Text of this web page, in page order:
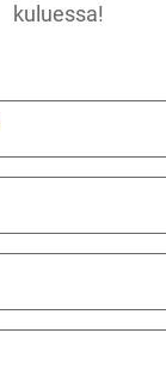
kuluessa!